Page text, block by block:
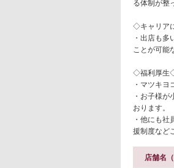
る体制が整
◇キャリア
・出店も
ことが可能
◇福利厚生
・マツキヨ
・お子様
おります。
・他にも
援制度など
店舗名（